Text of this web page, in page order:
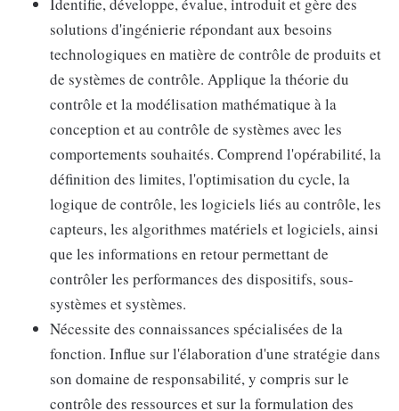
solutions d'ingénierie répondant aux besoins
technologiques en matière de contrôle de produits et
de systèmes de contrôle. Applique la théorie du
contrôle et la modélisation mathématique à la
conception et au contrôle de systèmes avec les
comportements souhaités. Comprend l'opérabilité, la
définition des limites, l'optimisation du cycle, la
logique de contrôle, les logiciels liés au contrôle, les
capteurs, les algorithmes matériels et logiciels, ainsi
que les informations en retour permettant de
contrôler les performances des dispositifs, sous-
systèmes et systèmes.
Nécessite des connaissances spécialisées de la
fonction. Influe sur l'élaboration d'une stratégie dans
son domaine de responsabilité, y compris sur le
contrôle des ressources et sur la formulation des